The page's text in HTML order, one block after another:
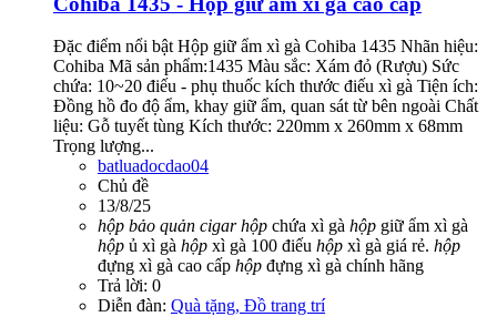
Đặc điểm nổi bật Hộp giữ ẩm xì gà Cohiba 1435 Nhãn hiệu:
Cohiba Mã sản phẩm:1435 Màu sắc: Xám đỏ (Rượu) Sức
chứa: 10~20 điếu - phụ thuốc kích thước điếu xì gà Tiện ích:
Đồng hồ đo độ ẩm, khay giữ ẩm, quan sát từ bên ngoài Chất
liệu: Gỗ tuyết tùng Kích thước: 220mm x 260mm x 68mm
Trọng lượng...
batluadocdao04
Chủ đề
13/8/25
hộp bảo quản cigar hộp chứa xì gà hộp giữ ẩm xì gà
hộp ủ xì gà hộp xì gà 100 điếu hộp xì gà giá rẻ. hộp
đựng xì gà cao cấp hộp đựng xì gà chính hãng
Trả lời: 0
Diễn đàn: Quà tặng, Đồ trang trí